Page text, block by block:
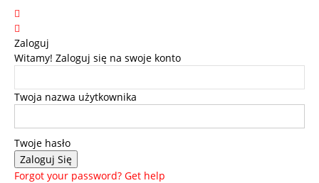
Zaloguj
Witamy! Zaloguj się na swoje konto
Twoja nazwa użytkownika
Twoje hasło
Forgot your password? Get help